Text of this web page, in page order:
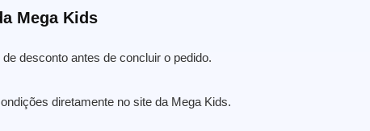
Mega Kids
desconto antes de concluir o pedido.
diretamente no site da Mega Kids.